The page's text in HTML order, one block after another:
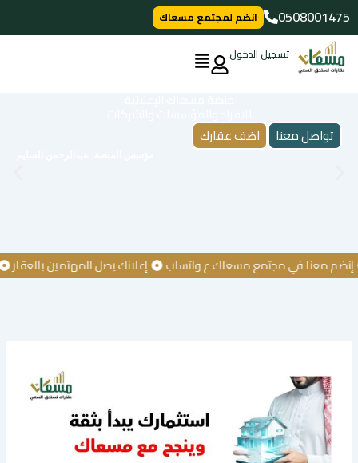
تخطي
إلى
المحتوى
0508001475
انضم لمجتمع مسعاك
تسجيل الدخول
تواصل معنا اضف عقارك
معنا في مجتمع مسعاك ع واتساب إعلانك يصل للمهتمين بالعقار كن